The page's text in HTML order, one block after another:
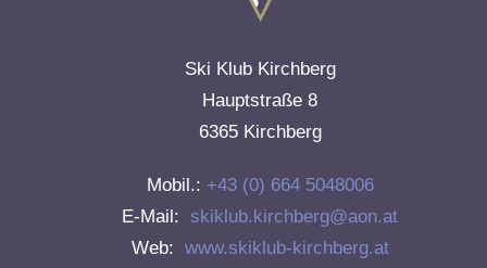
Ski Klub Kirchberg
Hauptstraße 8
6365 Kirchberg
Mobil.: +43 (0) 664 5048006
E-Mail:
skiklub.kirchberg@aon.at
Web: www.skiklub-kirchberg.at